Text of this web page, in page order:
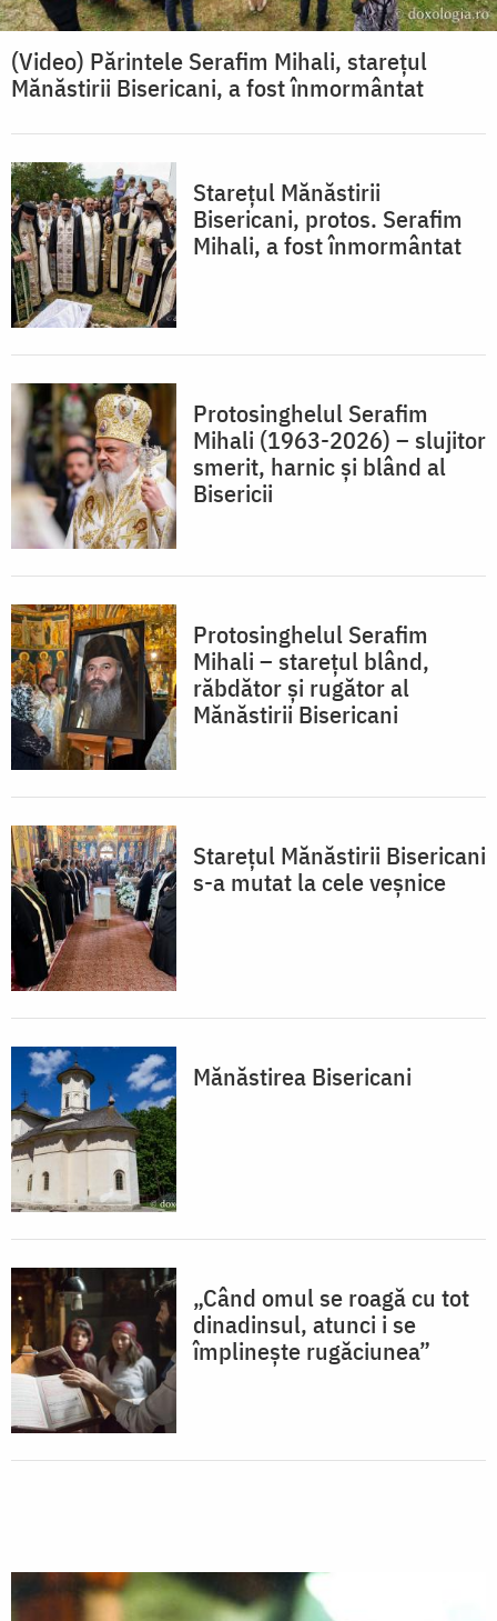
(Video) Părintele Serafim Mihali, starețul
Mănăstirii Bisericani, a fost înmormântat
Starețul Mănăstirii
Bisericani, protos. Serafim
Mihali, a fost înmormântat
Protosinghelul Serafim
Mihali (1963-2026) – slujitor
smerit, harnic și blând al
Bisericii
Protosinghelul Serafim
Mihali – starețul blând,
răbdător și rugător al
Mănăstirii Bisericani
Starețul Mănăstirii Bisericani
s-a mutat la cele veșnice
Mănăstirea Bisericani
„Când omul se roagă cu tot
dinadinsul, atunci i se
împlinește rugăciunea”